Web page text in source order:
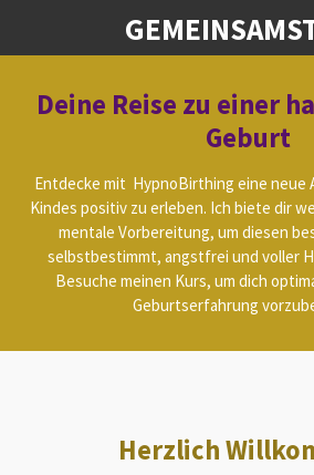
Deine Reise zu einer
Geburt
Entdecke mit HypnoBirthing eine neue
Kindes positiv zu erleben. Ich biete dir
mentale Vorbereitung, um diesen
selbstbestimmt, angstfrei und voller
Besuche meinen Kurs, um dich
Geburtserfahrung
Herzlich